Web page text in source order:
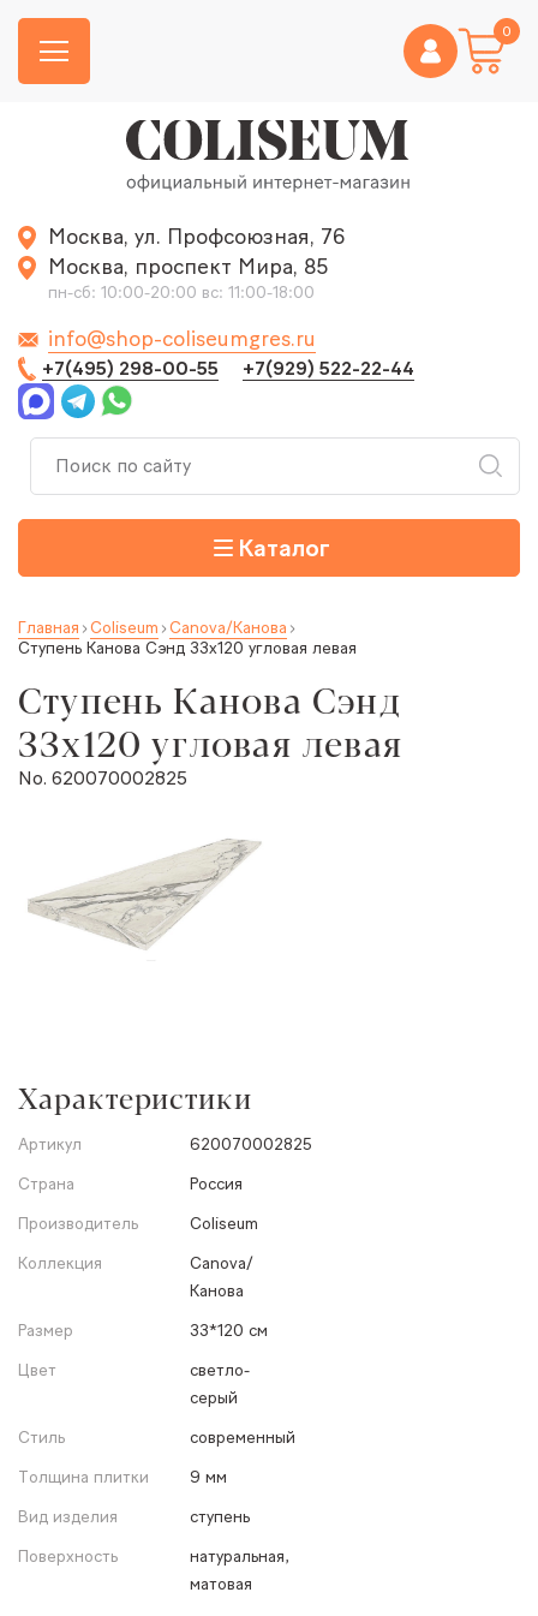
0
Москва, ул. Профсоюзная, 76
Москва, проспект Мира, 85
пн-сб: 10:00-20:00 вс: 11:00-18:00
info@shop-coliseumgres.ru
+7(495) 298-00-55 +7(929) 522-22-44
Каталог
Главная Coliseum Canova/Канова
Ступень Канова Сэнд 33x120 угловая левая
Ступень Канова Сэнд
33x120 угловая левая
No. 620070002825
Характеристики
Артикул
620070002825
Страна
Россия
Производитель
Coliseum
Коллекция
Canova/
Канова
Размер
33*120 см
Цвет
светло-
серый
Стиль
современный
Толщина плитки
9 мм
Вид изделия
ступень
Поверхность
натуральная,
матовая